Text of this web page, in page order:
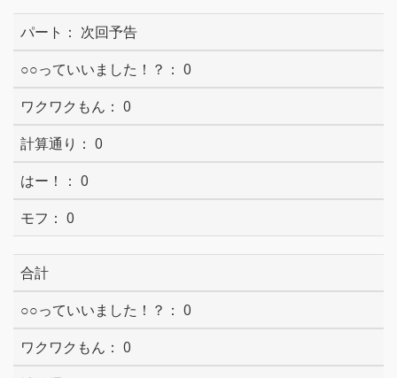
次回予告
0
0
0
0
0
合計
0
0